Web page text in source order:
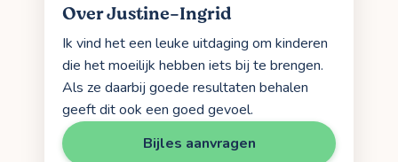
Over Justine-Ingrid
Ik vind het een leuke uitdaging om kinderen
die het moeilijk hebben iets bij te brengen.
Als ze daarbij goede resultaten behalen
geeft dit ook een goed gevoel.
Bijles aanvragen